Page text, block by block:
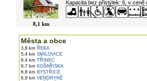
8,1 km
Kapacita bez přistýlek: 6, v ceně
Města a obce
3,8 km ŘEKA
5,4 km SMILOVICE
6,4 km TŘINEC
6,7 km KOŠAŘISKA
6,8 km BYSTŘICE
6,8 km VENDRYNĚ